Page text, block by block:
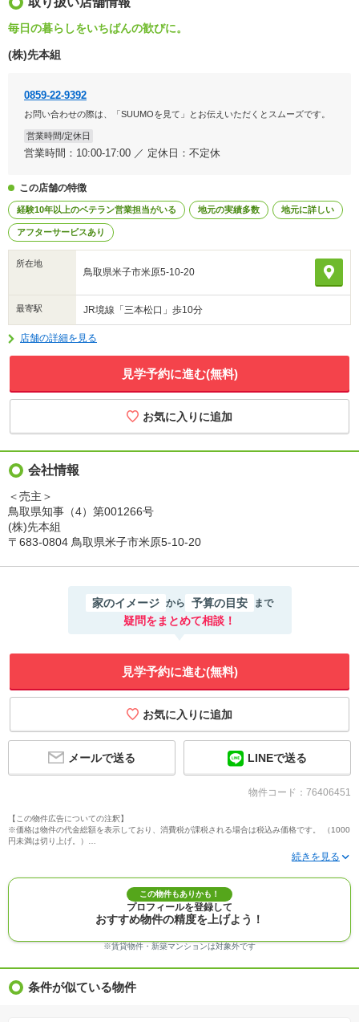
毎日の暮らしをいちばんの歓びに。
(株)先本組
0859-22-9392
お問い合わせの際は、「SUUMOを見て」とお伝えいただくとスムーズです。
営業時間/定休日
営業時間：10:00-17:00 ／ 定休日：不定休
この店舗の特徴
経験10年以上のベテラン営業担当がいる 地元の実績多数 地元に詳しい
アフターサービスあり
所在地
鳥取県米子市米原5-10-20
最寄駅 JR境線「三本松口」歩10分
店舗の詳細を見る
見学予約に進む(無料)
会社情報
＜売主＞
鳥取県知事（4）第001266号
(株)先本組
〒683-0804 鳥取県米子市米原5-10-20
家のイメージ から 予算の目安 まで
疑問をまとめて相談！
見学予約に進む(無料)
メールで送る LINEで送る
物件コード：76406451
【この物件広告についての注釈】
※価格は物件の代金総額を表示しており、消費税が課税される場合は税込み価格です。 （1000
円未満は切り上げ。）
※写真に写っている、またはパース（絵）や間取り図に描かれている家具や車などは、特にコ
※建築条件付き土地価格には、建物価格は含まれません。
※物件情報は、原則として情報提供日の２日前に最終確認した情報です。
※完成予想図はいずれも外構、植栽、外観等実際のものとは多少異なることがあります。
※モデルルーム・モデルハウス・展示場・ショールームの画像の場合、今回販売の物件と異な
※ＣＧ合成の画像の場合、実際とは多少異なる場合があります。
※物件特徴：販売戸数が複数の物件は、全ての住戸に該当しない項目もあります。
※価格更新：物件価格が変更された日から１週間表示されます。
この物件もありかも！
プロフィールを登録して
おすすめ物件の精度を上げよう！
※賃貸物件・新築マンションは対象外です
条件が似ている物件